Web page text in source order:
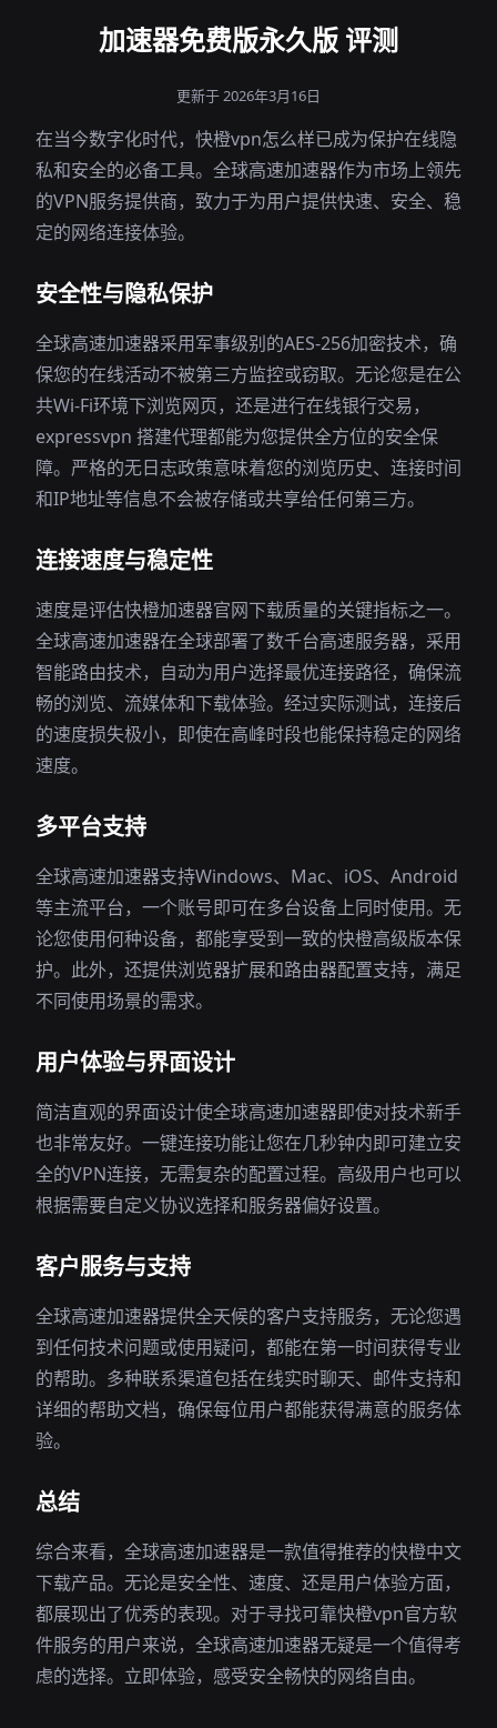
加速器免费版永久版 评测
更新于 2026年3月16日
在当今数字化时代，快橙vpn怎么样已成为保护在线隐
私和安全的必备工具。全球高速加速器作为市场上领先
的VPN服务提供商，致力于为用户提供快速、安全、稳
定的网络连接体验。
安全性与隐私保护
全球高速加速器采用军事级别的AES-256加密技术，确
保您的在线活动不被第三方监控或窃取。无论您是在公
共Wi-Fi环境下浏览网页，还是进行在线银行交易，
expressvpn 搭建代理都能为您提供全方位的安全保
障。严格的无日志政策意味着您的浏览历史、连接时间
和IP地址等信息不会被存储或共享给任何第三方。
连接速度与稳定性
速度是评估快橙加速器官网下载质量的关键指标之一。
全球高速加速器在全球部署了数千台高速服务器，采用
智能路由技术，自动为用户选择最优连接路径，确保流
畅的浏览、流媒体和下载体验。经过实际测试，连接后
的速度损失极小，即使在高峰时段也能保持稳定的网络
速度。
多平台支持
全球高速加速器支持Windows、Mac、iOS、Android
等主流平台，一个账号即可在多台设备上同时使用。无
论您使用何种设备，都能享受到一致的快橙高级版本保
护。此外，还提供浏览器扩展和路由器配置支持，满足
不同使用场景的需求。
用户体验与界面设计
简洁直观的界面设计使全球高速加速器即使对技术新手
也非常友好。一键连接功能让您在几秒钟内即可建立安
全的VPN连接，无需复杂的配置过程。高级用户也可以
根据需要自定义协议选择和服务器偏好设置。
客户服务与支持
全球高速加速器提供全天候的客户支持服务，无论您遇
到任何技术问题或使用疑问，都能在第一时间获得专业
的帮助。多种联系渠道包括在线实时聊天、邮件支持和
详细的帮助文档，确保每位用户都能获得满意的服务体
验。
总结
综合来看，全球高速加速器是一款值得推荐的快橙中文
下载产品。无论是安全性、速度、还是用户体验方面，
都展现出了优秀的表现。对于寻找可靠快橙vpn官方软
件服务的用户来说，全球高速加速器无疑是一个值得考
虑的选择。立即体验，感受安全畅快的网络自由。